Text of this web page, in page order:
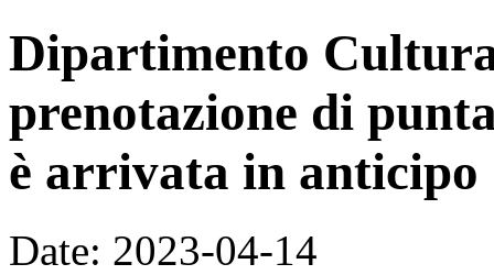
Dipartimento
prenotazione di
è arrivata in anticipo
Date: 2023-04-14